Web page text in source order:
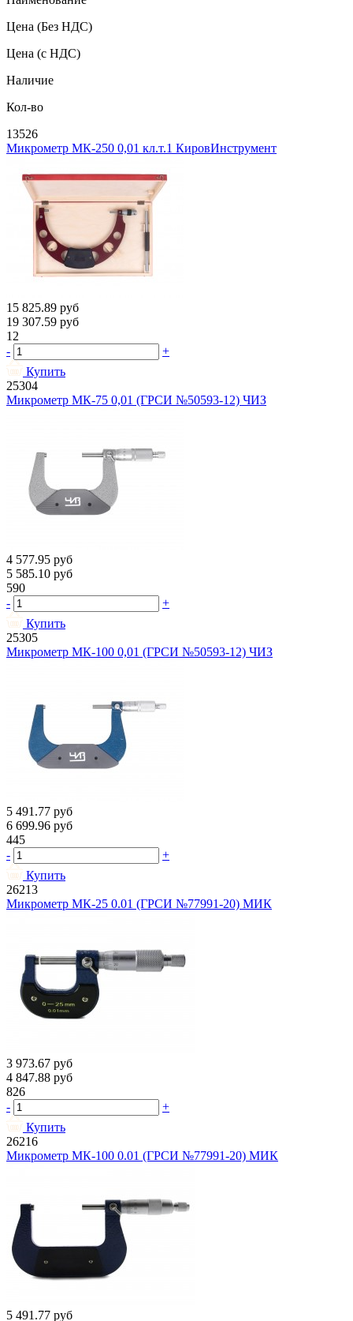
Цена (Без НДС)
Цена (с НДС)
Наличие
Кол-во
13526
Микрометр МК-250 0,01 кл.т.1 КировИнструмент
15 825.89 руб
19 307.59 руб
12
-
+
Купить
25304
Микрометр МК-75 0,01 (ГРСИ №50593-12) ЧИЗ
4 577.95 руб
5 585.10 руб
590
-
+
Купить
25305
Микрометр МК-100 0,01 (ГРСИ №50593-12) ЧИЗ
5 491.77 руб
6 699.96 руб
445
-
+
Купить
26213
Микрометр МК-25 0.01 (ГРСИ №77991-20) МИК
3 973.67 руб
4 847.88 руб
826
-
+
Купить
26216
Микрометр МК-100 0.01 (ГРСИ №77991-20) МИК
5 491.77 руб